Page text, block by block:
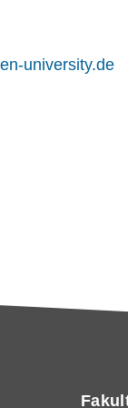
university.de